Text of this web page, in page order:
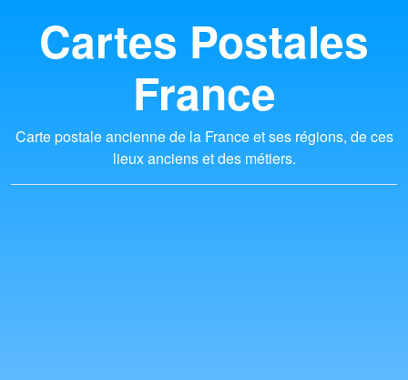
Cartes Postales
France
Carte postale ancienne de la France et ses régions, de ces
lieux anciens et des métiers.